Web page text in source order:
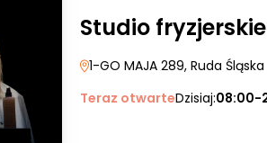
Studio
1-GO MAJA 289, Ruda Śląska
Teraz otwarteDzisiaj:08:00-